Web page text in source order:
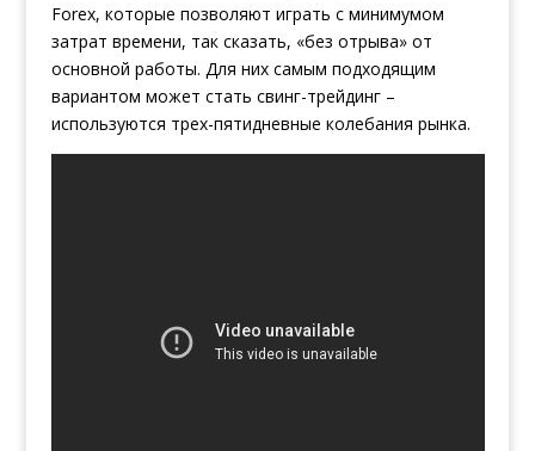
Forex, которые позволяют играть с минимумом
затрат времени, так сказать, «без отрыва» от
основной работы. Для них самым подходящим
вариантом может стать свинг-трейдинг –
используются трех-пятидневные колебания рынка.